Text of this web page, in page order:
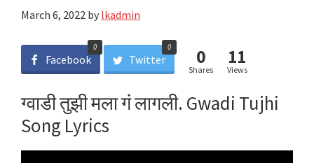
March 6, 2022 by lkadmin
Facebook
0
Twitter
0 0
Shares
11
Views
ग्वाडी तुझी मला गं लागली. Gwadi Tujhi
Song Lyrics